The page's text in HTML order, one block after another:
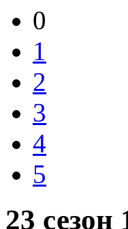
0
1
2
3
4
5
23